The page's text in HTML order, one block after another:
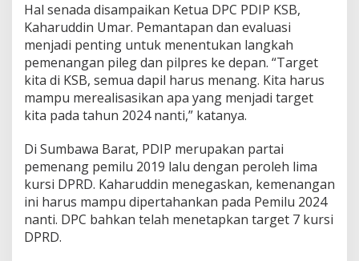
Hal senada disampaikan Ketua DPC PDIP KSB,
Kaharuddin Umar. Pemantapan dan evaluasi
menjadi penting untuk menentukan langkah
pemenangan pileg dan pilpres ke depan. “Target
kita di KSB, semua dapil harus menang. Kita harus
mampu merealisasikan apa yang menjadi target
kita pada tahun 2024 nanti,” katanya.
Di Sumbawa Barat, PDIP merupakan partai
pemenang pemilu 2019 lalu dengan peroleh lima
kursi DPRD. Kaharuddin menegaskan, kemenangan
ini harus mampu dipertahankan pada Pemilu 2024
nanti. DPC bahkan telah menetapkan target 7 kursi
DPRD.